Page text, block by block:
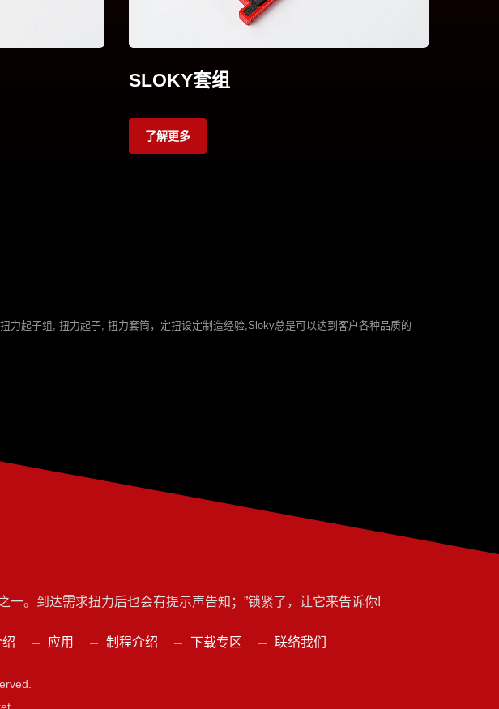
SLOKY套组
了解更多
起子组, 扭力起子, 扭力套筒，定扭设定制造经验,Sloky总是可以达到客户各种品质的
。到达需求扭力后也会有提示声告知；”锁紧了，让它来告诉你!
应用 制程介绍 下载专区 联络我们